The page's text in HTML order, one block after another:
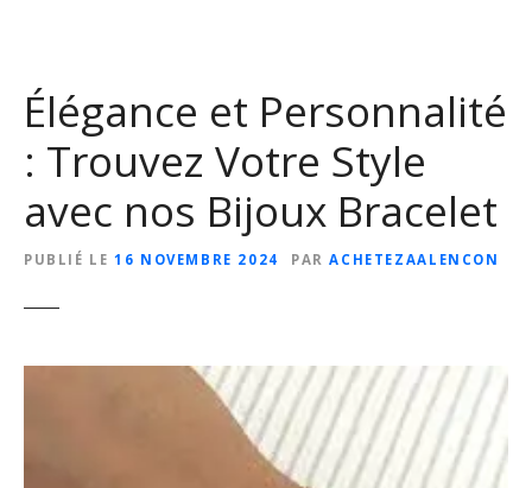
Élégance et Personnalité
: Trouvez Votre Style
avec nos Bijoux Bracelet
PUBLIÉ LE 16 NOVEMBRE 2024 PAR ACHETEZAALENCON